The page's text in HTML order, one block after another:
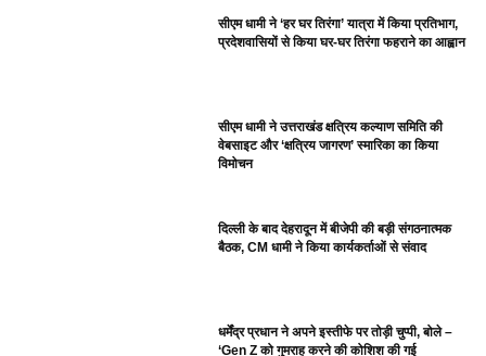
सीएम धामी ने ‘हर घर तिरंगा’ यात्रा में किया प्रतिभाग,
प्रदेशवासियों से किया घर-घर तिरंगा फहराने का आह्वान
सीएम धामी ने उत्तराखंड क्षत्रिय कल्याण समिति की
वेबसाइट और ‘क्षत्रिय जागरण’ स्मारिका का किया
विमोचन
दिल्ली के बाद देहरादून में बीजेपी की बड़ी संगठनात्मक
बैठक, CM धामी ने किया कार्यकर्ताओं से संवाद
धर्मेंद्र प्रधान ने अपने इस्तीफे पर तोड़ी चुप्पी, बोले –
‘Gen Z को गुमराह करने की कोशिश की गई